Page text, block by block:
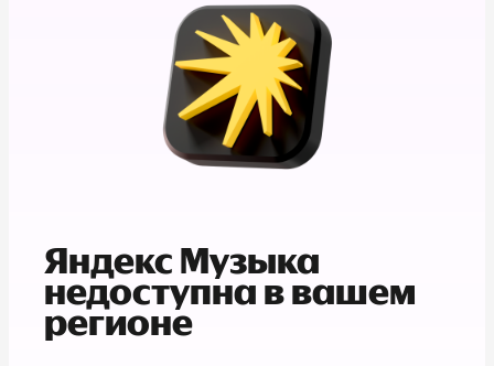
Яндекс Музыка
недоступна в вашем
регионе